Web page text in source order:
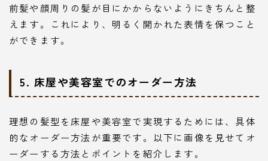
前髪や顔周りの髪が目にかからないようにきちんと整
えます。これにより、明るく開かれた表情を保つこと
ができます。
5. 床屋や美容室でのオーダー方法
理想の髪型を床屋や美容室で実現するためには、具体
的なオーダー方法が重要です。以下に画像を見せてオ
ーダーする方法とポイントを紹介します。